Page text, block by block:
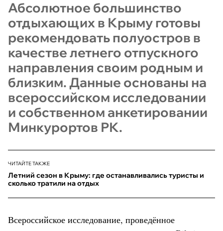
Абсолютное большинство
отдыхающих в Крыму готовы
рекомендовать полуостров в
качестве летнего отпускного
направления своим родным и
близким. Данные основаны на
всероссийском исследовании
и собственном анкетировании
Минкурортов РК.
ЧИТАЙТЕ ТАКЖЕ
Летний сезон в Крыму: где останавливались туристы и
сколько тратили на отдых
Всероссийское исследование, проведённое